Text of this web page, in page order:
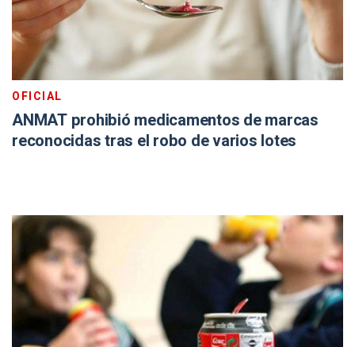
OFICIAL
ANMAT prohibió medicamentos de marcas
reconocidas tras el robo de varios lotes